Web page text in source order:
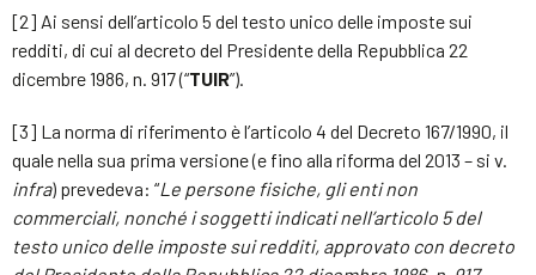
[2] Ai sensi dell’articolo 5 del testo unico delle imposte sui
redditi, di cui al decreto del Presidente della Repubblica 22
dicembre 1986, n. 917 (“TUIR”).
[3] La norma di riferimento è l’articolo 4 del Decreto 167/1990, il
quale nella sua prima versione (e fino alla riforma del 2013 – si v.
infra) prevedeva: “Le persone fisiche, gli enti non
commerciali, nonché i soggetti indicati nell’articolo 5 del
testo unico delle imposte sui redditi, approvato con decreto